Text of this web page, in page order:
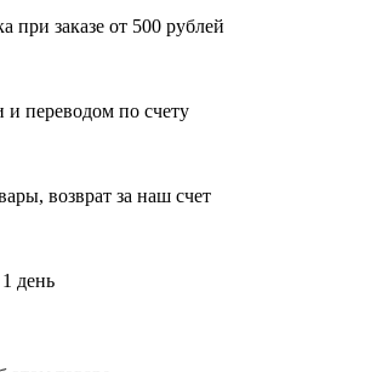
при заказе от 500 рублей
переводом по счету
возврат за наш счет
день